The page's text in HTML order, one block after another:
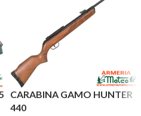
CARABINA GAMO HUNTER
440